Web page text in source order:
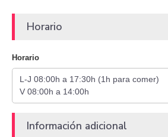
Horario
Horario
Información adicional